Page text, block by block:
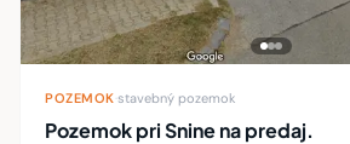
POZEMOK stavebný pozemok
Pozemok pri Snine na predaj.